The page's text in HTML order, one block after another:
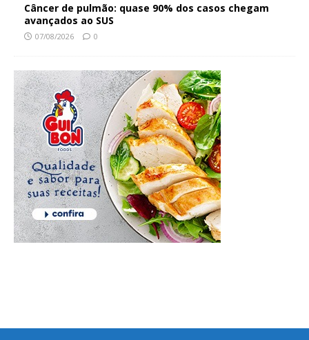
Câncer de pulmão: quase 90% dos casos chegam
avançados ao SUS
07/08/2026 0